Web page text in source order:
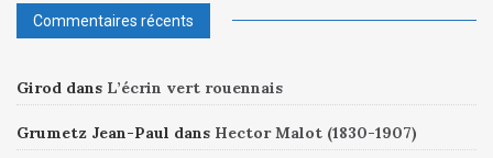
Commentaires récents
Girod dans L’écrin vert rouennais
Grumetz Jean-Paul dans Hector Malot (1830-1907)